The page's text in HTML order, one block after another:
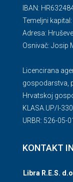
IBAN:
Temeljni
Adresa:
Osnivač: Josip
Licencirana
gospodarstva,
Hrvatskoj
KLASA.UP/l-
URBR: 526-05-
KONTAKT
Libra R.E.S.